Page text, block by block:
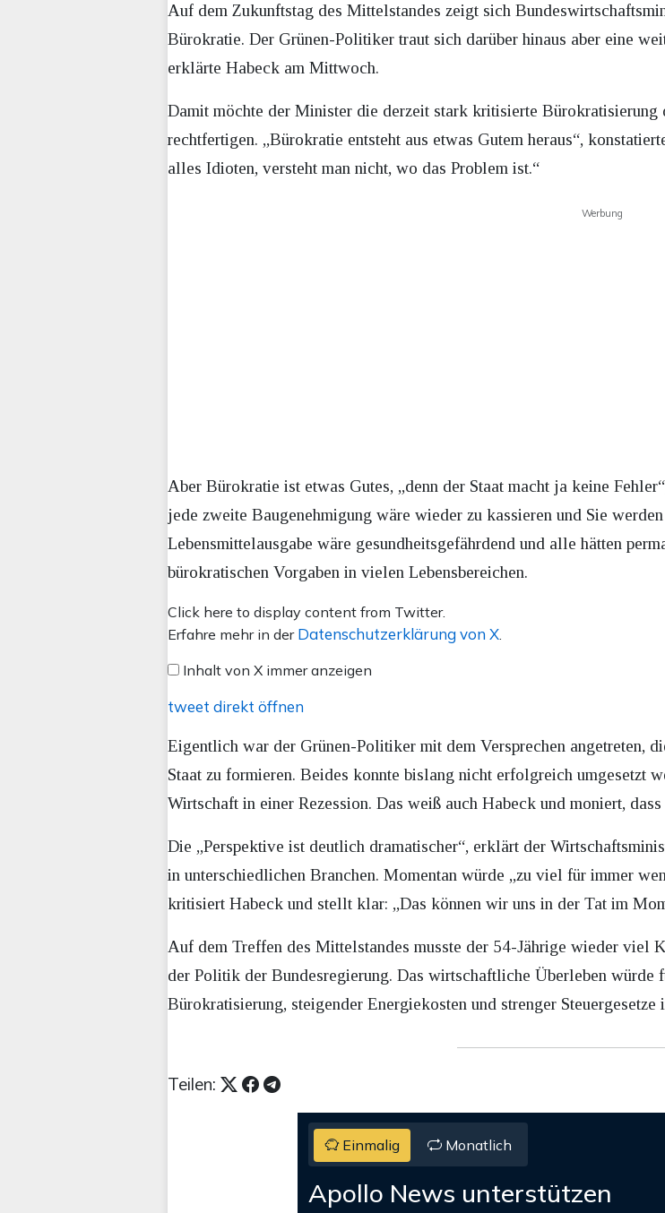
Auf dem Zukunftstag des Mittelstandes zeigt sich
Bürokratie. Der Grünen-Politiker traut sich darüber hinaus aber eine
erklärte Habeck am Mittwoch.
Damit möchte der Minister die derzeit stark kritisierte
rechtfertigen. „Bürokratie entsteht aus etwas Gutem heraus“,
alles Idioten, versteht man nicht, wo das Problem ist.“
Werbung
Aber Bürokratie ist etwas Gutes, „denn der Staat macht ja keine
jede zweite Baugenehmigung wäre wieder zu kassieren und Sie
Lebensmittelausgabe wäre gesundheitsgefährdend und alle hätten
bürokratischen Vorgaben in vielen Lebensbereichen.
Inhalt
von
anzeigen
Click here to display content from Twitter.
Erfahre mehr in der Datenschutzerklärung von X.
Inhalt von X immer anzeigen
tweet direkt öffnen
Eigentlich war der Grünen-Politiker mit dem Versprechen angetreten,
Staat zu formieren. Beides konnte bislang nicht erfolgreich umgesetzt
Wirtschaft in einer Rezession. Das weiß auch Habeck und moniert,
Die „Perspektive ist deutlich dramatischer“, erklärt der
in unterschiedlichen Branchen. Momentan würde „zu viel für immer
kritisiert Habeck und stellt klar: „Das können wir uns in der Tat im
Auf dem Treffen des Mittelstandes musste der 54-Jährige wieder viel
der Politik der Bundesregierung. Das wirtschaftliche Überleben würde
Bürokratisierung, steigender Energiekosten und strenger
Teilen:
Einmalig Monatlich
Apollo News unterstützen